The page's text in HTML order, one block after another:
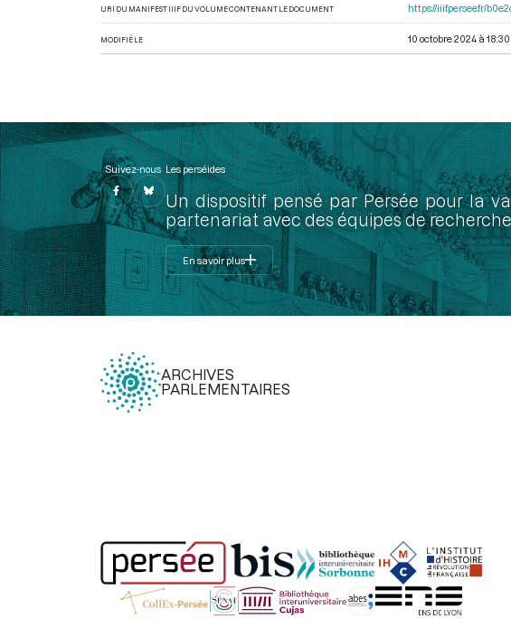
URI DU MANIFEST IIIF DU VOLUME CONTENANT LE DOCUMENT https://iiif.persee.fr/
MODIFIÉ LE 10 octobre 2024 à 18:30
Suivez-nous Les perséides
Un dispositif pensé par Persée pour la
partenariat avec des équipes de
En savoir plus
ARCHIVES
PARLEMENTAIRES